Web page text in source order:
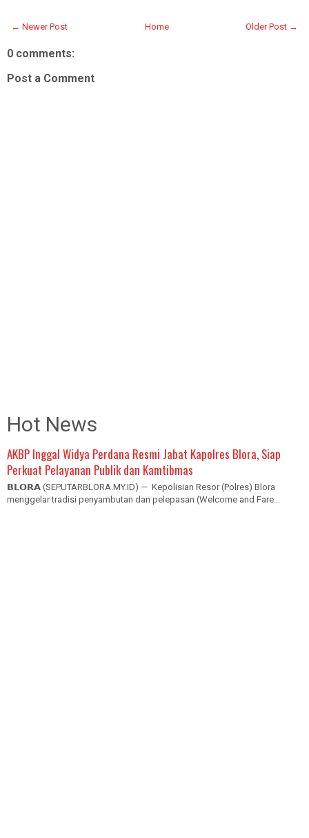
← Newer Post Older Post →
Home
0 comments:
Post a Comment
Hot News
AKBP Inggal Widya Perdana Resmi Jabat Kapolres Blora, Siap
Perkuat Pelayanan Publik dan Kamtibmas
𝗕𝗟𝗢𝗥𝗔 (SEPUTARBLORA.MY.ID) — Kepolisian Resor (Polres) Blora
menggelar tradisi penyambutan dan pelepasan (Welcome and Fare...